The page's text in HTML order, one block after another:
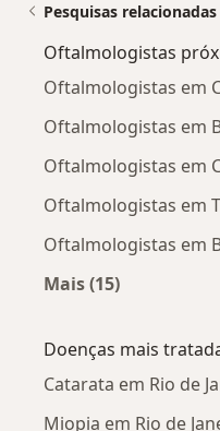
Pesquisas relacionadas
Oftalmologistas
Oftalmologistas em
Oftalmologistas em
Oftalmologistas em
Oftalmologistas em
Oftalmologistas em
Mais (15)
Doenças mais
Catarata em Rio de
Miopia em Rio de